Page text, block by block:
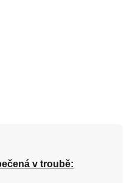
v troubě: